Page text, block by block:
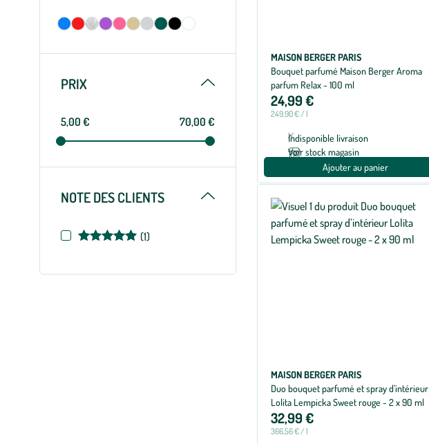
PRIX Replier
5,00 € 70,00 €
NOTE DES CLIENTS Replier
Note
(1)
MAISON BERGER PARIS
Bouquet parfumé Maison Berger Aroma
parfum Relax - 100 ml
24,99 €
249,90 € / l
Indisponible livraison
Voir stock magasin
Ajouter au panier
MAISON BERGER PARIS
Duo bouquet parfumé et spray d’intérieur
Lolita Lempicka Sweet rouge - 2 x 90 ml
32,99 €
366,56 € / l